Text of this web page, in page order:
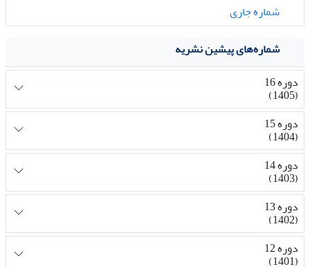
شماره جاری
شماره‌های پیشین نشریه
دوره 16
(1405)
دوره 15
(1404)
دوره 14
(1403)
دوره 13
(1402)
دوره 12
(1401)